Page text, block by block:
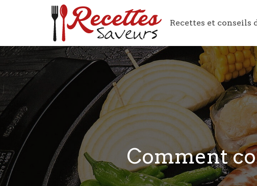
Recettes et conseils
Comment